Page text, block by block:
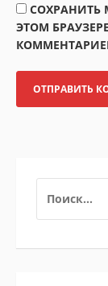
СОХРАНИТЬ
ЭТОМ